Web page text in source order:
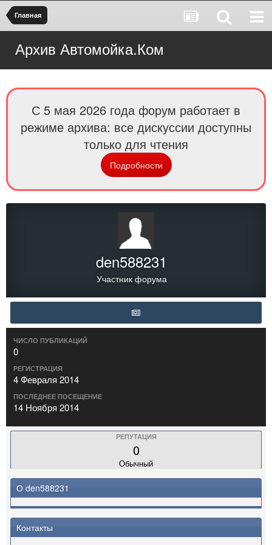
Главная
Архив Автомойка.Ком
С 5 мая 2026 года форум работает в
режиме архива: все дискуссии доступны
только для чтения
Подробности
den588231
Участник форума
ЧИСЛО ПУБЛИКАЦИЙ
0
РЕГИСТРАЦИЯ
4 Февраля 2014
ПОСЛЕДНЕЕ ПОСЕЩЕНИЕ
14 Ноября 2014
РЕПУТАЦИЯ
0
Обычный
О den588231
Контакты